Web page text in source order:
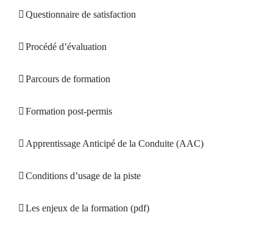
Questionnaire de satisfaction
Procédé d’évaluation
Parcours de formation
Formation post-permis
Apprentissage Anticipé de la Conduite (AAC)
Conditions d’usage de la piste
Les enjeux de la formation (pdf)